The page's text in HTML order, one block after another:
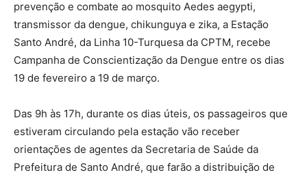
prevenção e combate ao mosquito Aedes aegypti,
transmissor da dengue, chikunguya e zika, a Estação
Santo André, da Linha 10-Turquesa da CPTM, recebe
Campanha de Conscientização da Dengue entre os dias
19 de fevereiro a 19 de março.
Das 9h às 17h, durante os dias úteis, os passageiros que
estiveram circulando pela estação vão receber
orientações de agentes da Secretaria de Saúde da
Prefeitura de Santo André, que farão a distribuição de